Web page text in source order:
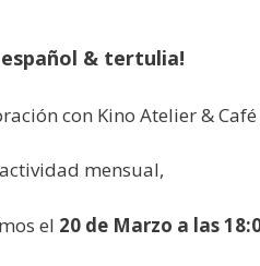
español & tertulia!
con Kino Atelier &
mensual,
el 20 de Marzo a las